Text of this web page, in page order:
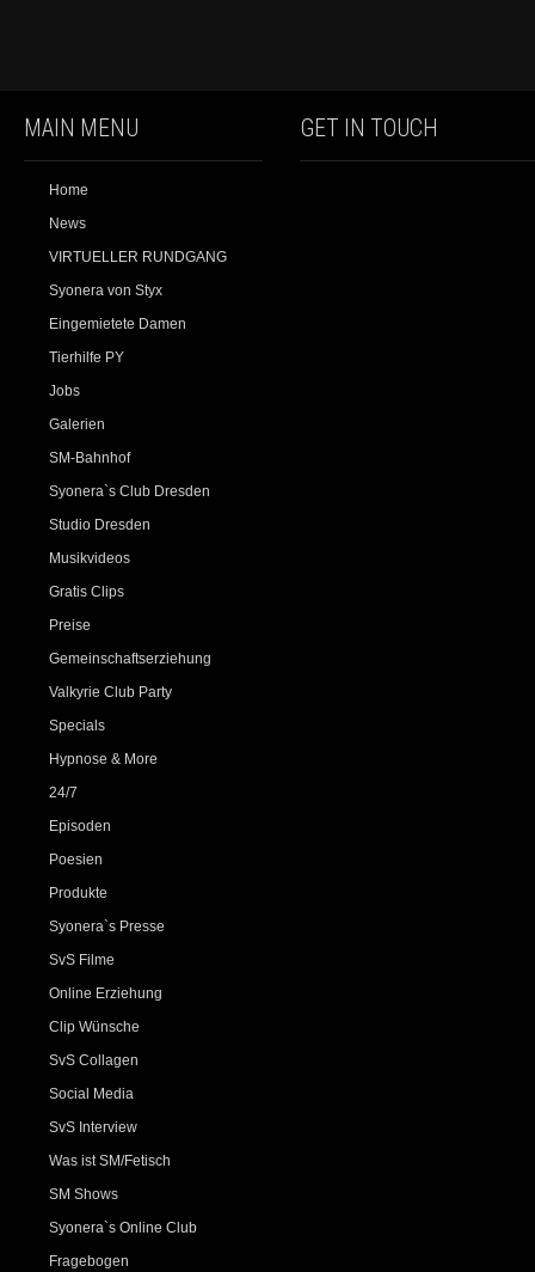
MAIN MENU
Home
News
VIRTUELLER RUNDGANG
Syonera von Styx
Eingemietete Damen
Tierhilfe PY
Jobs
Galerien
SM-Bahnhof
Syonera`s Club Dresden
Studio Dresden
Musikvideos
Gratis Clips
Preise
Gemeinschaftserziehung
Valkyrie Club Party
Specials
Hypnose & More
24/7
Episoden
Poesien
Produkte
Syonera`s Presse
SvS Filme
Online Erziehung
Clip Wünsche
SvS Collagen
Social Media
SvS Interview
Was ist SM/Fetisch
SM Shows
Syonera`s Online Club
Fragebogen
GET IN TOUCH